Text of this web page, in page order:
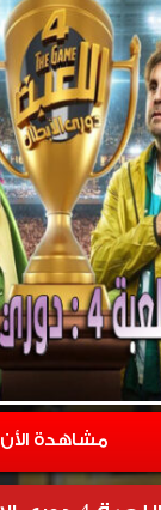
مشاهدة الأن